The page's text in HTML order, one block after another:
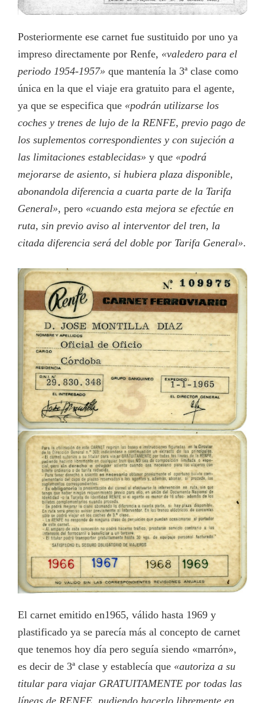
Posteriormente ese carnet fue sustituido por uno ya
impreso directamente por Renfe, «valedero para el
periodo 1954-1957» que mantenía la 3ª clase como
única en la que el viaje era gratuito para el agente,
ya que se especifica que «podrán utilizarse los
coches y trenes de lujo de la RENFE, previo pago de
los suplementos correspondientes y con sujeción a
las limitaciones establecidas» y que «podrá
mejorarse de asiento, si hubiera plaza disponible,
abonandola diferencia a cuarta parte de la Tarifa
General», pero «cuando esta mejora se efectúe en
ruta, sin previo aviso al interventor del tren, la
citada diferencia será del doble por Tarifa General».
El carnet emitido en1965, válido hasta 1969 y
plastificado ya se parecía más al concepto de carnet
que tenemos hoy día pero seguía siendo «marrón»,
es decir de 3ª clase y establecía que «autoriza a su
titular para viajar GRATUITAMENTE por todas las
líneas de RENFE, pudiendo hacerlo libremente en